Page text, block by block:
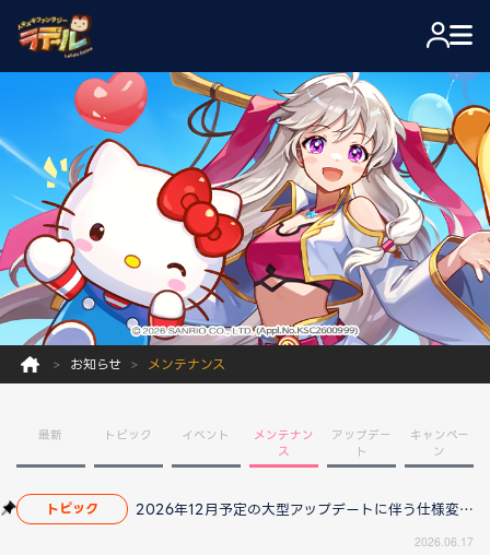
お知らせ メンテナンス
最新 トピック イベント
メンテナン
ス
アップデー
ト
キャンペー
ン
トピック 2026年12月予定の大型アップデートに伴う仕様変更のお知らせ
2026.06.17